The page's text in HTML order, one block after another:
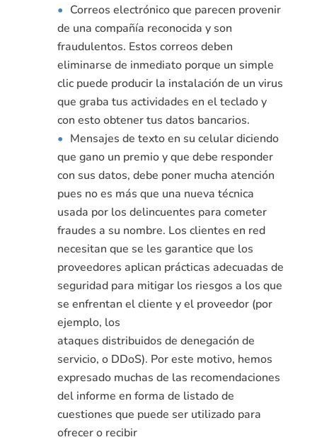
Correos electrónico que parecen provenir
de una compañía reconocida y son
fraudulentos. Estos correos deben
eliminarse de inmediato porque un simple
clic puede producir la instalación de un virus
que graba tus actividades en el teclado y
con esto obtener tus datos bancarios.
Mensajes de texto en su celular diciendo
que gano un premio y que debe responder
con sus datos, debe poner mucha atención
pues no es más que una nueva técnica
usada por los delincuentes para cometer
fraudes a su nombre. Los clientes en red
necesitan que se les garantice que los
proveedores aplican prácticas adecuadas de
seguridad para mitigar los riesgos a los que
se enfrentan el cliente y el proveedor (por
ejemplo, los
ataques distribuidos de denegación de
servicio, o DDoS). Por este motivo, hemos
expresado muchas de las recomendaciones
del informe en forma de listado de
cuestiones que puede ser utilizado para
ofrecer o recibir